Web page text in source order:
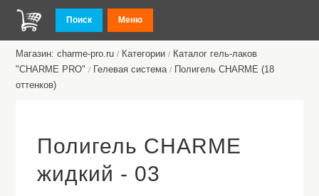
Поиск Меню
Магазин: charme-pro.ru / Категории / Каталог гель-лаков
"CHARME PRO" / Гелевая система / Полигель CHARME (18
оттенков)
Полигель CHARME
жидкий - 03